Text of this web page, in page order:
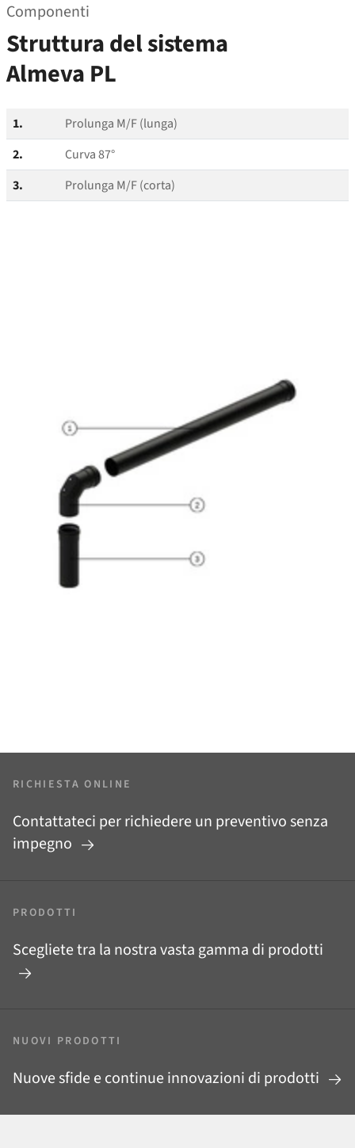
Componenti
Struttura del sistema
Almeva PL
1.
Prolunga M/F (lunga)
2.
Curva 87°
3.
Prolunga M/F (corta)
RICHIESTA ONLINE
Contattateci per richiedere un preventivo senza
impegno
PRODOTTI
Scegliete tra la nostra vasta gamma di prodotti
NUOVI PRODOTTI
Nuove sfide e continue innovazioni di prodotti